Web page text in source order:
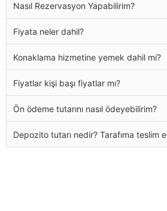
Nasıl Rezervasyon Yapabilirim?
Fiyata neler dahil?
Konaklama hizmetine yemek dahil mi?
Fiyatlar kişi başı fiyatlar mı?
Ön ödeme tutarını nasıl ödeyebilirim?
Depozito tutarı nedir? Tarafıma teslim